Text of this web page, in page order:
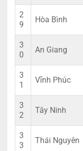
2
9
Hòa Bình
3
0
An Giang
3
1
Vĩnh Phúc
3
2
Tây Ninh
3
3
Thái Nguyên